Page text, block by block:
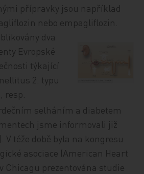
přípravky jsou například
nebo empagliflozin.
dva
Evropské
týkající
2. typu
resp.
selháním a diabetem
jsme informovali již
V téže době byla na kongresu
asociace (American Heart
Chicagu prezentována studie